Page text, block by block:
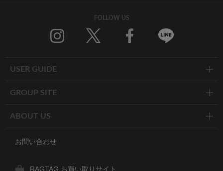
FOLLOW US
USER GUIDE
GROUP SITE
ABOUT US
お問い合わせ
RAGTAG お買い取りサイト